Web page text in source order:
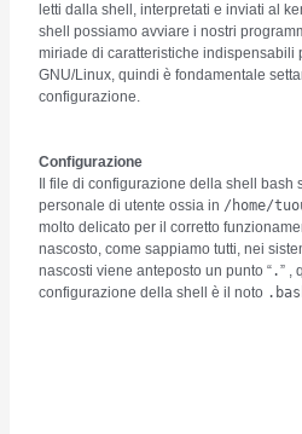
letti dalla shell, interpretati e inviati al
shell possiamo avviare i nostri
miriade di caratteristiche indispensabili
GNU/Linux, quindi è fondamentale
configurazione.
Configurazione
Il file di configurazione della shell bash
personale di utente ossia in /home/
molto delicato per il corretto
nascosto, come sappiamo tutti, nei
nascosti viene anteposto un punto “.” ,
configurazione della shell è il noto